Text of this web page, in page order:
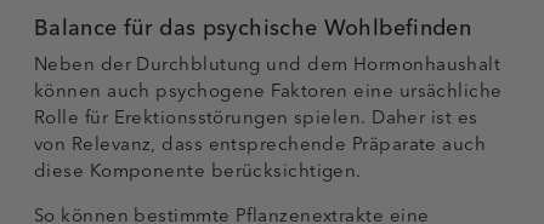
Balance für das psychische Wohlbefinden
Neben der Durchblutung und dem Hormonhaushalt
können auch psychogene Faktoren eine ursächliche
Rolle für Erektionsstörungen spielen. Daher ist es
von Relevanz, dass entsprechende Präparate auch
diese Komponente berücksichtigen.
So können bestimmte Pflanzenextrakte eine